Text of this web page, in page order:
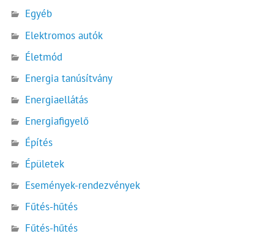
Egyéb
Elektromos autók
Életmód
Energia tanúsítvány
Energiaellátás
Energiafigyelő
Építés
Épületek
Események-rendezvények
Fűtés-hűtés
Fűtés-hűtés